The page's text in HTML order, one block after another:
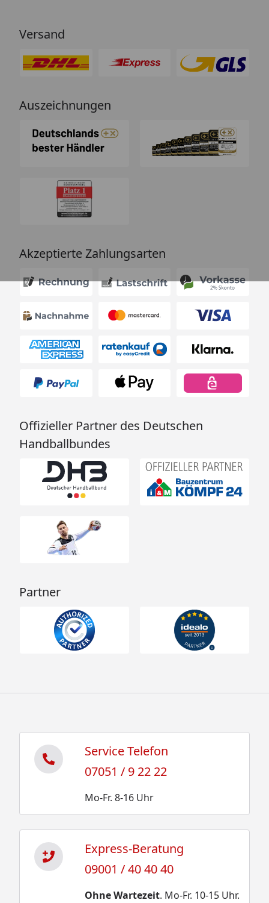
Versand
Auszeichnungen
Akzeptierte Zahlungsarten
Offizieller Partner des Deutschen
Handballbundes
Partner
Service Telefon
07051 / 9 22 22
Mo-Fr. 8-16 Uhr
Express-Beratung
09001 / 40 40 40
Ohne Wartezeit. Mo-Fr. 10-15 Uhr.